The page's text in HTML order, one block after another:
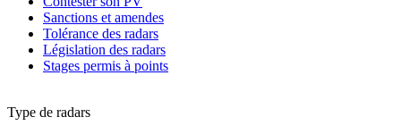
Sanctions et amendes
Tolérance des radars
Législation des radars
Stages permis à points
Type de radars